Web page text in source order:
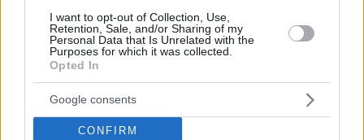
I want to opt-out of Collection, Use,
Retention, Sale, and/or Sharing of my
Personal Data that Is Unrelated with the
Purposes for which it was collected.
Opted In
Google consents
CONFIRM
μέχρι τη θάλασσα, διάφανα νερά
Γιατί να βάλετε φύλλα δάφνης στο πλυντήριο: Το
μυστικό που κερδίζει όλο και περισσότερους θαυμαστές
πριν 17 λεπτά
Τα spa της ελληνικής φύσης: Παραλίες με ιαματικά νερά
στην Ελλάδα για αναζωογονητικές βουτιές
πριν 21 λεπτά